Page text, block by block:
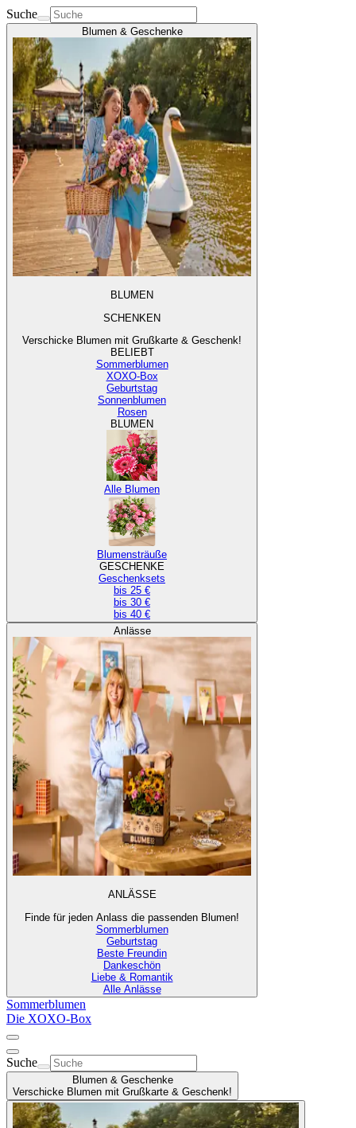
Suche
Blumen & Geschenke
BLUMEN
SCHENKEN
Verschicke Blumen mit Grußkarte & Geschenk!
BELIEBT
Sommerblumen
XOXO-Box
Geburtstag
Sonnenblumen
Rosen
BLUMEN
Alle Blumen
Blumensträuße
GESCHENKE
Geschenksets
bis 25 €
bis 30 €
bis 40 €
Anlässe
ANLÄSSE
Finde für jeden Anlass die passenden Blumen!
Sommerblumen
Geburtstag
Beste Freundin
Dankeschön
Liebe & Romantik
Alle Anlässe
Sommerblumen
Die XOXO-Box
Suche
Blumen & Geschenke
Verschicke Blumen mit Grußkarte & Geschenk!